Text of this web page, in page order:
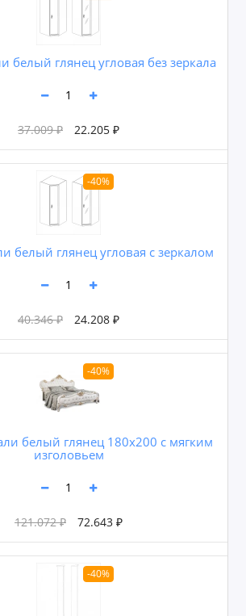
белый глянец угловая без зеркала
37.009 ₽ 22.205 ₽
-40%
белый глянец угловая с зеркалом
40.346 ₽ 24.208 ₽
-40%
белый глянец 180х200 с мягким
изголовьем
121.072 ₽ 72.643 ₽
-40%